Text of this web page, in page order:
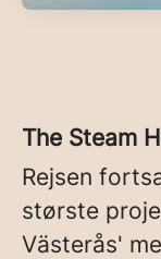
The Steam
Rejsen
største
Västerås'